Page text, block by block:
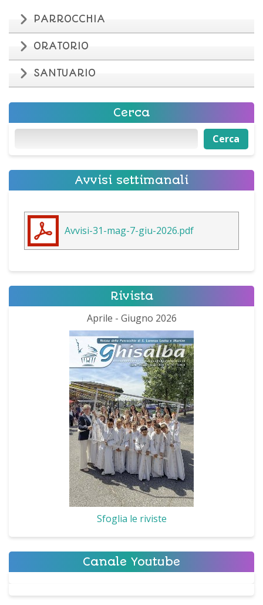
PARROCCHIA
ORATORIO
SANTUARIO
Cerca
Cerca Cerca
Avvisi settimanali
Avvisi-31-mag-7-giu-2026.pdf
Rivista
Aprile - Giugno 2026
Sfoglia le riviste
Canale Youtube